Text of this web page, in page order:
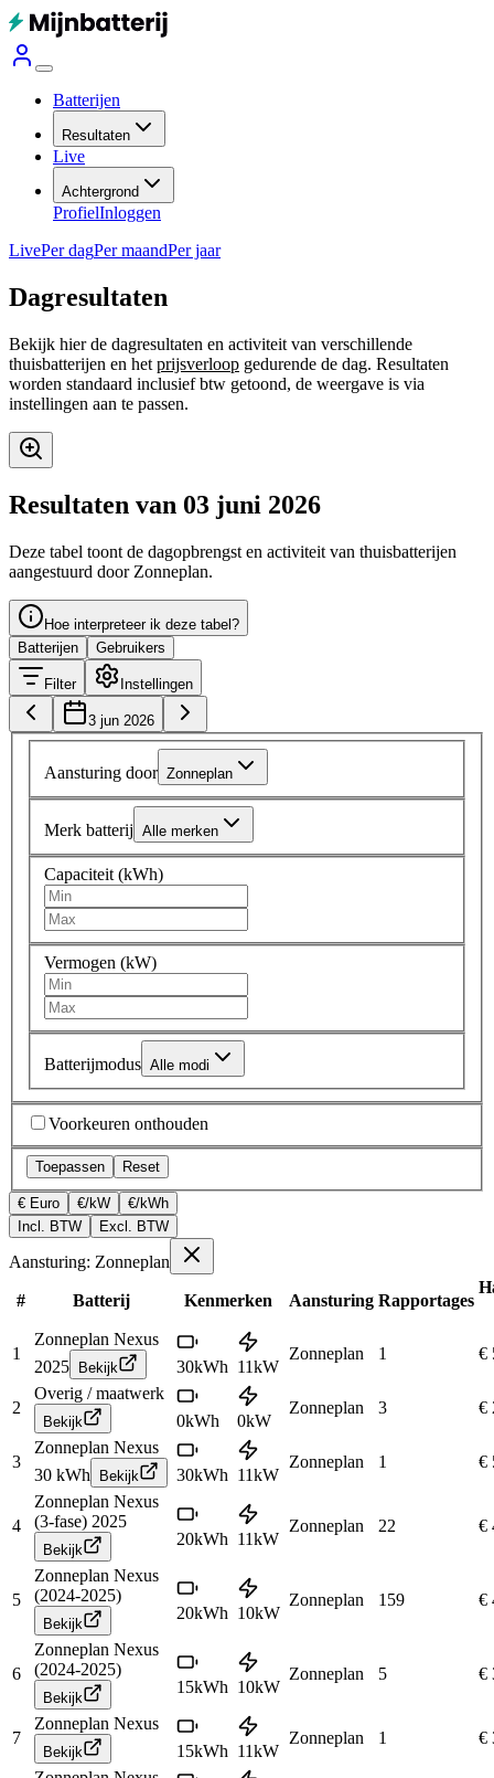
Batterijen
Resultaten
Live
Achtergrond
ProfielInloggen
LivePer dagPer maandPer jaar
Dagresultaten
Bekijk hier de dagresultaten en activiteit van verschillende
thuisbatterijen en het prijsverloop gedurende de dag. Resultaten
worden standaard inclusief btw getoond, de weergave is via
instellingen aan te passen.
Resultaten van 03 juni 2026
Deze tabel toont de dagopbrengst en activiteit van thuisbatterijen
aangestuurd door Zonneplan.
Hoe interpreteer ik deze tabel?
Batterijen
Gebruikers
Filter Instellingen
3 jun 2026
Aansturing door Zonneplan
Merk batterij Alle merken
Capaciteit (kWh)
Vermogen (kW)
Batterijmodus Alle modi
Voorkeuren onthouden
Toepassen Reset
€ Euro €/kW
€/kWh
Incl. BTW
Excl. BTW
Aansturing: Zonneplan
# Batterij Kenmerken Aansturing Rapportages
1
Zonneplan Nexus
2025
Bekijk 30kWh 11kW
Zonneplan 1 €
2
Overig / maatwerk
Bekijk 0kWh 0kW
Zonneplan 3 €
3
Zonneplan Nexus
30 kWh
Bekijk 30kWh 11kW
Zonneplan 1 €
4
Zonneplan Nexus
(3-fase) 2025
Bekijk
20kWh 11kW
Zonneplan 22 €
5
Zonneplan Nexus
(2024-2025)
Bekijk
20kWh 10kW
Zonneplan 159 €
6
Zonneplan Nexus
(2024-2025)
Bekijk
15kWh 10kW
Zonneplan 5 €
7
Zonneplan Nexus
Bekijk 15kWh 11kW
Zonneplan 1 €